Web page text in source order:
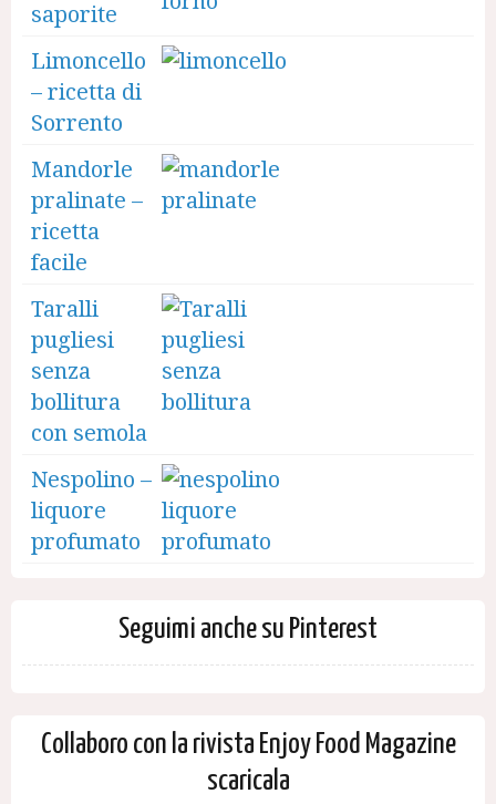
saporite
Limoncello
– ricetta di
Sorrento
Mandorle
pralinate –
ricetta
facile
Taralli
pugliesi
senza
bollitura
con semola
Nespolino –
liquore
profumato
Seguimi anche su Pinterest
Collaboro con la rivista Enjoy Food Magazine
scaricala